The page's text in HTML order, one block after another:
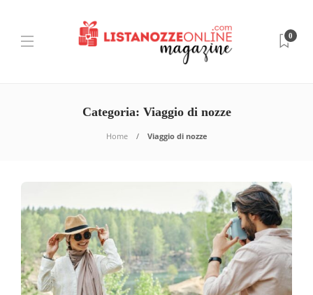
0
Categoria: Viaggio di nozze
Home Viaggio di nozze